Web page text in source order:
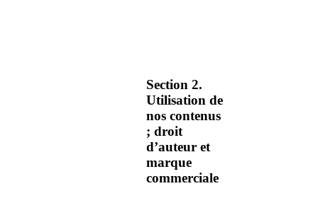
Section 2.
Utilisation de
nos contenus
; droit
d’auteur et
marque
commerciale